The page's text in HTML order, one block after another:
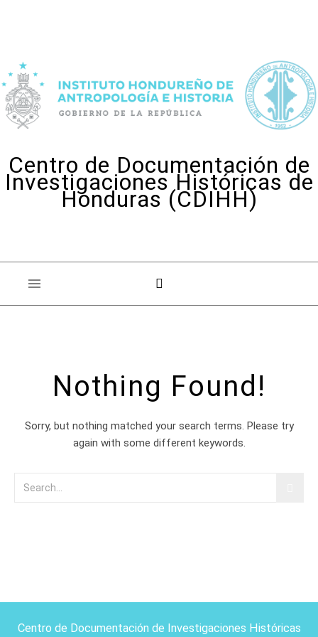
Centro de Documentación de
Investigaciones Históricas de
Honduras (CDIHH)
Nothing Found!
Sorry, but nothing matched your search terms. Please try
again with some different keywords.
Centro de Documentación de Investigaciones Históricas